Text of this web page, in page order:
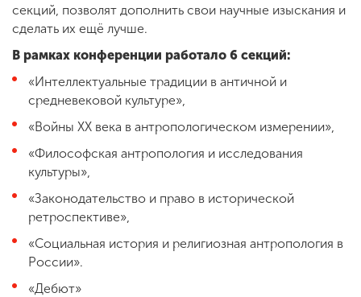
секций, позволят дополнить свои научные изыскания и
сделать их ещё лучше.
В рамках конференции работало 6 секций:
«Интеллектуальные традиции в античной и
средневековой культуре»,
«Войны ХХ века в антропологическом измерении»,
«Философская антропология и исследования
культуры»,
«Законодательство и право в исторической
ретроспективе»,
«Социальная история и религиозная антропология в
России».
«Дебют»